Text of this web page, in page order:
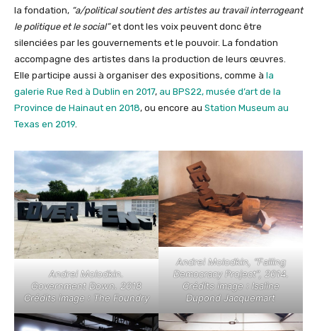
la fondation, “a/political soutient des artistes au travail interrogeant
le politique et le social”et dont les voix peuvent donc être
silenciées par les gouvernements et le pouvoir. La fondation
accompagne des artistes dans la production de leurs œuvres.
Elle participe aussi à organiser des expositions, comme à la
galerie Rue Red à Dublin en 2017, au BPS22, musée d’art de la
Province de Hainaut en 2018, ou encore au Station Museum au
Texas en 2019
Andrei Molodkin.
Government Down. 2018
Crédits image : The Foundry
Andrei Molodkin, “Falling
Democracy Project”, 2014.
Crédits image : Isaline
Dupond Jacquemart